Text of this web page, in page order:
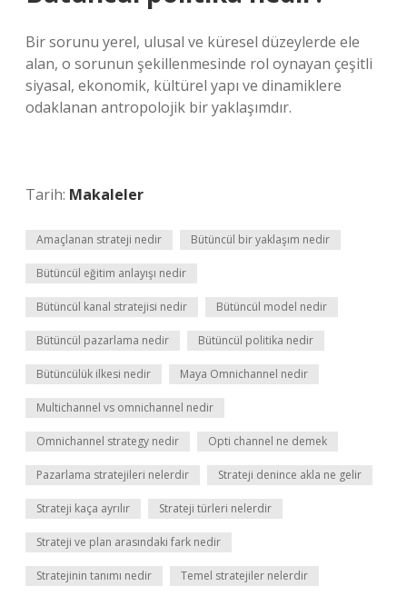
Bir sorunu yerel, ulusal ve küresel düzeylerde ele
alan, o sorunun şekillenmesinde rol oynayan çeşitli
siyasal, ekonomik, kültürel yapı ve dinamiklere
odaklanan antropolojik bir yaklaşımdır.
Tarih: Makaleler
Amaçlanan strateji nedir Bütüncül bir yaklaşım nedir
Bütüncül eğitim anlayışı nedir
Bütüncül kanal stratejisi nedir Bütüncül model nedir
Bütüncül pazarlama nedir Bütüncül politika nedir
Bütüncülük ilkesi nedir Maya Omnichannel nedir
Multichannel vs omnichannel nedir
Omnichannel strategy nedir Opti channel ne demek
Pazarlama stratejileri nelerdir Strateji denince akla ne gelir
Strateji kaça ayrılır Strateji türleri nelerdir
Strateji ve plan arasındaki fark nedir
Stratejinin tanımı nedir Temel stratejiler nelerdir